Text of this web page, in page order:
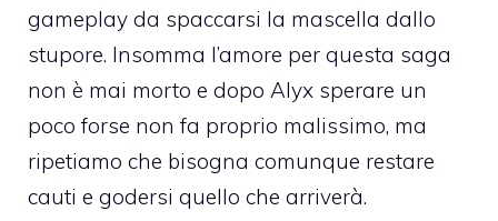
gameplay da spaccarsi la mascella dallo
stupore. Insomma l’amore per questa saga
non è mai morto e dopo Alyx sperare un
poco forse non fa proprio malissimo, ma
ripetiamo che bisogna comunque restare
cauti e godersi quello che arriverà.